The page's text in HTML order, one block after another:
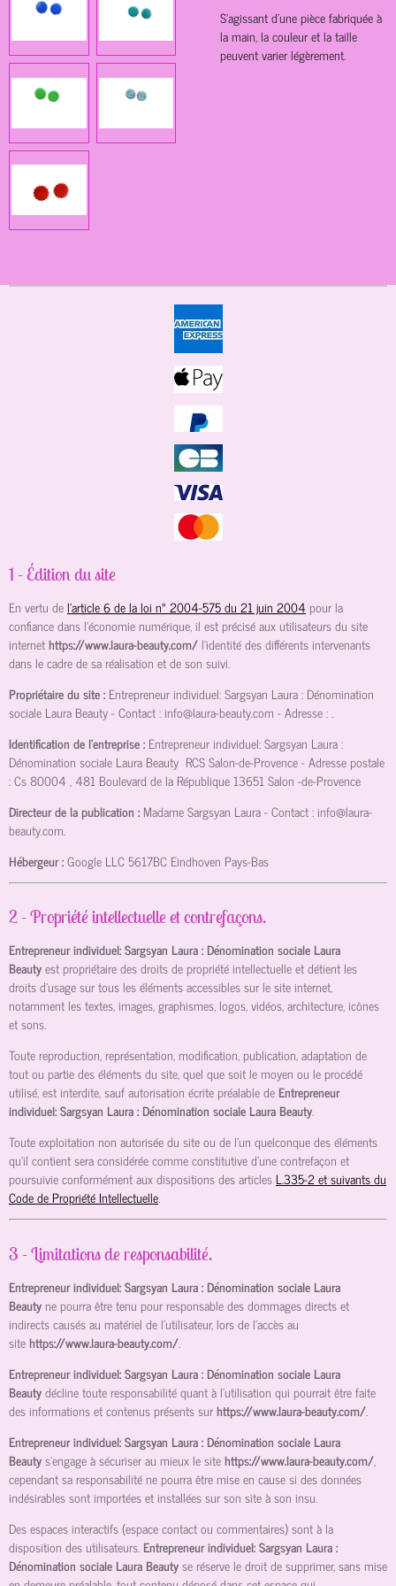
S'agissant d'une pièce fabriquée à
la main, la couleur et la taille
peuvent varier légèrement.
1 - Édition du site
En vertu del'article 6 de la loi n° 2004-575 du 21 juin 2004 pour la
confiance dans l'économie numérique, il est précisé aux utilisateurs du site
internethttps://www.laura-beauty.com/ l'identité des différents intervenants
dans le cadre de sa réalisation et de son suivi.
Propriétaire du site : Entrepreneur individuel: Sargsyan Laura : Dénomination
sociale Laura Beauty- Contact : info@laura-beauty.com - Adresse :.
Identification de l'entreprise : Entrepreneur individuel: Sargsyan Laura :
Dénomination sociale Laura Beauty RCS Salon-de-Provence- Adresse postale
:Cs 80004 , 481 Boulevard de la République 13651 Salon -de-Provence
Directeur de la publication : Madame Sargsyan Laura- Contact : info@laura-
beauty.com.
Hébergeur :Google LLC5617BC Eindhoven Pays-Bas
2 - Propriété intellectuelle et contrefaçons.
Entrepreneur individuel: Sargsyan Laura : Dénomination sociale Laura
Beautyest propriétaire des droits de propriété intellectuelle et détient les
droits d’usage sur tous les éléments accessibles sur le site internet,
notamment les textes, images, graphismes, logos, vidéos, architecture, icônes
et sons.
Toute reproduction, représentation, modification, publication, adaptation de
tout ou partie des éléments du site, quel que soit le moyen ou le procédé
utilisé, est interdite, sauf autorisation écrite préalable de Entrepreneur
individuel: Sargsyan Laura : Dénomination sociale Laura Beauty.
Toute exploitation non autorisée du site ou de l’un quelconque des éléments
qu’il contient sera considérée comme constitutive d’une contrefaçon et
poursuivie conformément aux dispositions des articles L.335-2 et suivants du
Code de Propriété Intellectuelle.
3 - Limitations de responsabilité.
Entrepreneur individuel: Sargsyan Laura : Dénomination sociale Laura
Beautyne pourra être tenu pour responsable des dommages directs et
indirects causés au matériel de l’utilisateur, lors de l’accès au
sitehttps://www.laura-beauty.com/.
Entrepreneur individuel: Sargsyan Laura : Dénomination sociale Laura
Beautydécline toute responsabilité quant à l’utilisation qui pourrait être faite
des informations et contenus présents surhttps://www.laura-beauty.com/.
Entrepreneur individuel: Sargsyan Laura : Dénomination sociale Laura
Beautys’engage à sécuriser au mieux le sitehttps://www.laura-beauty.com/,
cependant sa responsabilité ne pourra être mise en cause si des données
indésirables sont importées et installées sur son site à son insu.
Des espaces interactifs (espace contact ou commentaires) sont à la
disposition des utilisateurs. Entrepreneur individuel: Sargsyan Laura :
Dénomination sociale Laura Beautyse réserve le droit de supprimer, sans mise